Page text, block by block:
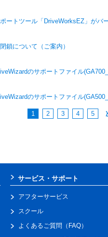
ートツール「DriveWorksEZ」がバ
鎖について（ご案内）
のサポートファイル
のサポートファイル
1 2 3 4 5
サービス・サポート
アフターサービス
スクール
よくあるご質問（FAQ）